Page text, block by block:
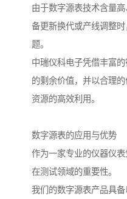
由于数字源表技术含量
备更新换代或产线调整
题。
中瑞仪科电子凭借丰富
的剩余价值，并以合理
资源的高效利用。
数字源表的应用与优势
作为一家专业的仪器仪
在测试领域的重要性。
我们的数字源表产品具备